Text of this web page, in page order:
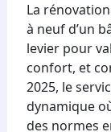
La
à neuf d’un
levier pour
confort, et
2025, le
dynamique
des normes